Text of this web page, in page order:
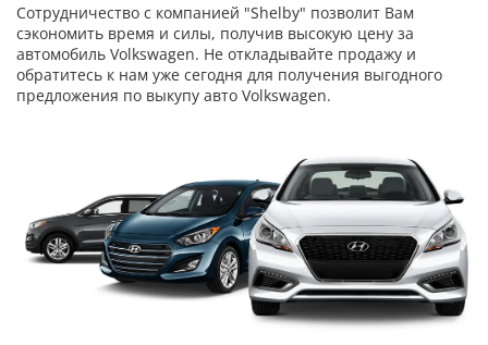
Сотрудничество с компанией "Shelby" позволит Вам
сэкономить время и силы, получив высокую цену за
автомобиль Volkswagen. Не откладывайте продажу и
обратитесь к нам уже сегодня для получения выгодного
предложения по выкупу авто Volkswagen.